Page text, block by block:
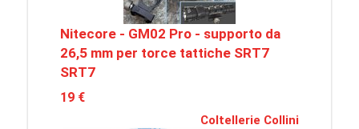
Nitecore - GM02 Pro - supporto da
26,5 mm per torce tattiche SRT7
SRT7
19 €
Coltellerie Collini